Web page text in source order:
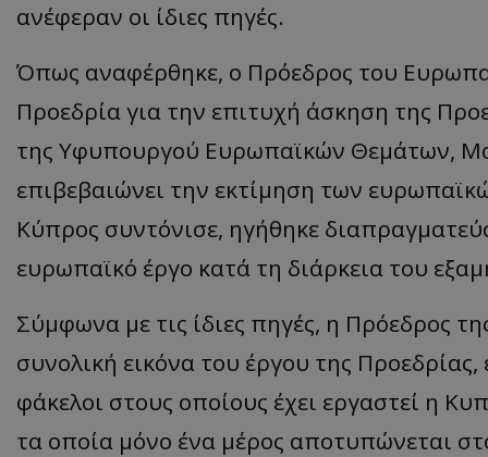
ανέφεραν οι ίδιες πηγές.
Όπως αναφέρθηκε, ο Πρόεδρος του
Προεδρία για την επιτυχή άσκηση της
της Υφυπουργού Ευρωπαϊκών Θεμάτων,
επιβεβαιώνει την εκτίμηση των
Κύπρος συντόνισε, ηγήθηκε
ευρωπαϊκό έργο κατά τη διάρκεια του
Σύμφωνα με τις ίδιες πηγές, η Πρόεδρος
συνολική εικόνα του έργου της
φάκελοι στους οποίους έχει εργαστεί η
τα οποία μόνο ένα μέρος αποτυπώνεται
__cf_bm